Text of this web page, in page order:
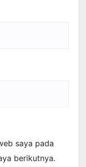
saya pada
berikutnya.